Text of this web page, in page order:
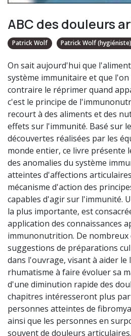
ABC des douleurs
Patrick Wolf Patrick Wolf
On sait aujourd'hui que
système immunitaire et que
contraire le réprimer quand
c'est le principe de
recourt à des aliments et des
effets sur l'immunité. Basé sur
découvertes réalisées par les
monde entier, ce livre présente
des anomalies du système
atteintes d'affections
mécanisme d'action des
capables d'agir sur l'immunité.
la plus importante, est
application des connaissances
immunonutrition. De nombreux
suggestions de préparations
dans l'ouvrage, visant à aider le
rhumatisme à faire évoluer sa
d'une diminution rapide des
chapitres intéresseront plus
personnes atteintes de
ainsi que les personnes en
souvent de douleurs